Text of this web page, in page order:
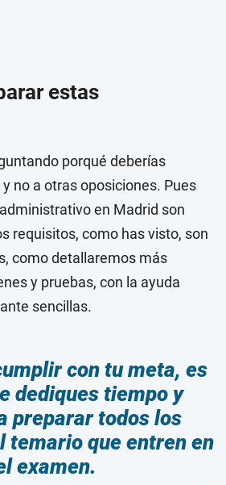
estas
porqué deberías
no a otras oposiciones. Pues
en Madrid son
requisitos, como has visto, son
como detallaremos más
y pruebas, con la ayuda
sencillas.
con tu meta, es
dediques tiempo y
preparar todos los
temario que entren en
examen.